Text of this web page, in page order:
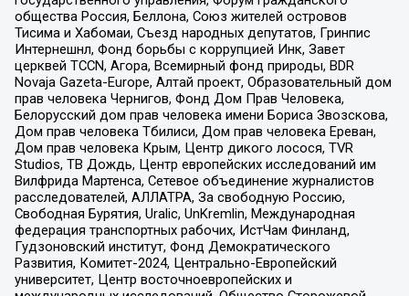
общества Россия, Беллона, Союз жителей островов
Тисима и Хабомаи, Съезд народных депутатов, Гринпис
Интернешнл, Фонд борьбы с коррупцией Инк, Завет
церквей TCCN, Агора, Всемирный фонд природы, BDR
Novaja Gazeta-Europe, Алтай проект, Образовательный дом
прав человека Чернигов, Фонд Дом Прав Человека,
Белорусский дом прав человека имени Бориса Звозскова,
Дом прав человека Тбилиси, Дом прав человека Ереван,
Дом прав человека Крым, Центр дикого лосося, TVR
Studios, ТВ Дождь, Центр европейских исследований им
Вилфрида Мартенса, Сетевое объединение журналистов
расследователей, АЛЛАТРА, За свободную Россию,
Свободная Бурятия, Uralic, UnKremlin, Международная
федерация транспортных рабочих, ИстЧам Финланд,
Гудзоновский институт, Фонд Демократического
Развития, Комитет-2024, Центрально-Европейский
университет, Центр восточноевропейских и